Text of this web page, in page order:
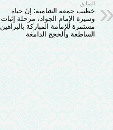
السابق
خطيب جمعة الشامية: إنّ حياة
وسيرة الإمام الجواد، مرحلة إثبات
مستمرة للإمامة المباركة بالبراهين
الساطعة والحجج الدامغة